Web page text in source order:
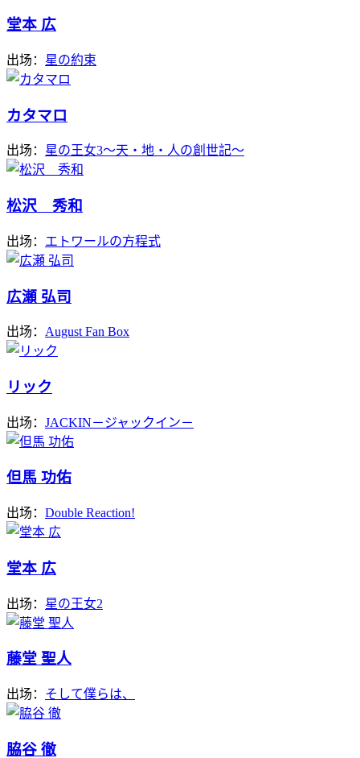
堂本 広
出场： 星の約束
カタマロ
出场： 星の王女3～天・地・人の創世記～
松沢 秀和
出场： エトワールの方程式
広瀬 弘司
出场： August Fan Box
リック
出场： JACKIN－ジャックイン－
但馬 功佑
出场： Double Reaction!
堂本 広
出场： 星の王女2
藤堂 聖人
出场： そして僕らは、
脇谷 徹